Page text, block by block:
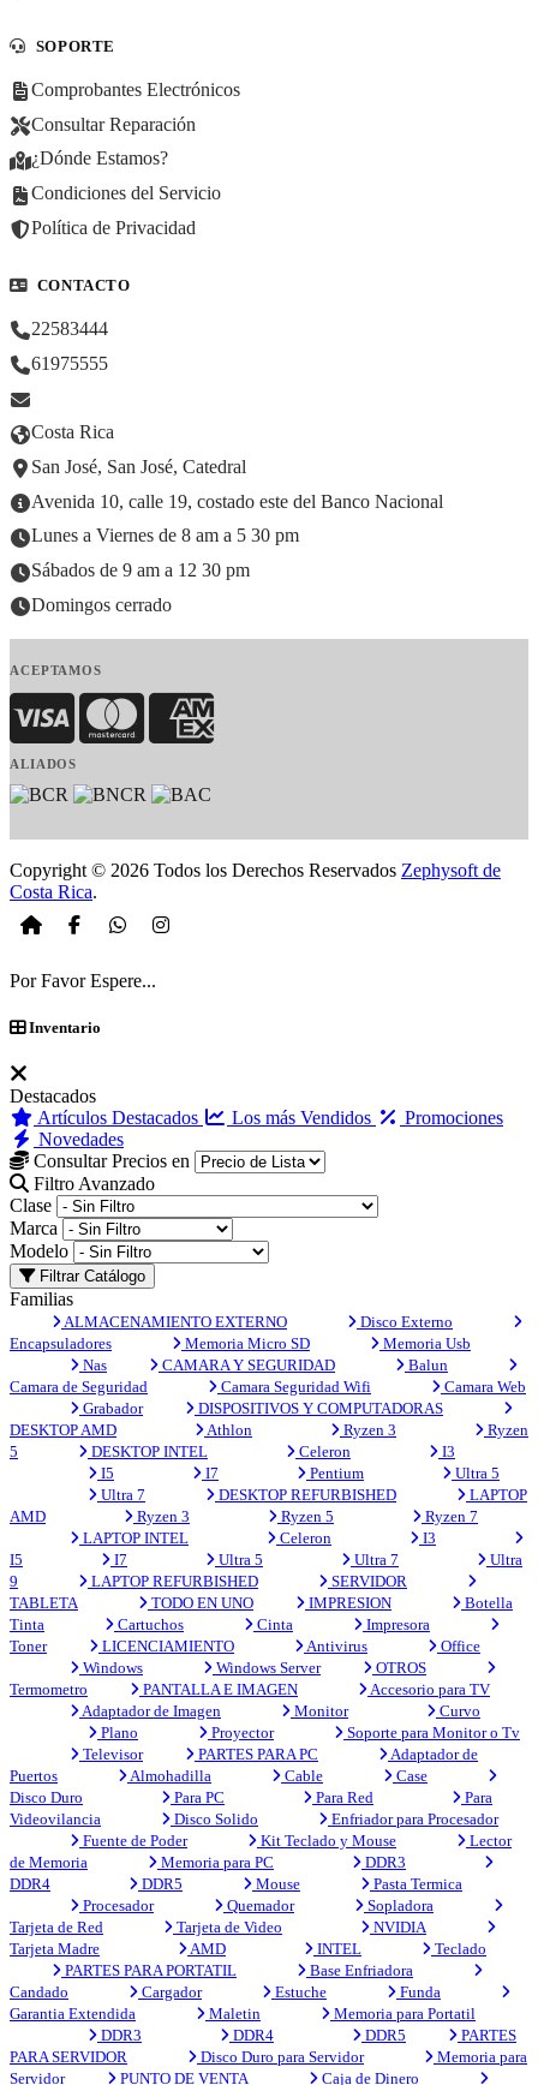
SOPORTE
Comprobantes Electrónicos
Consultar Reparación
¿Dónde Estamos?
Condiciones del Servicio
Política de Privacidad
CONTACTO
22583444
61975555
Costa Rica
San José, San José, Catedral
Avenida 10, calle 19, costado este del Banco Nacional
Lunes a Viernes de 8 am a 5 30 pm
Sábados de 9 am a 12 30 pm
Domingos cerrado
ACEPTAMOS
Visa MasterCardAmerican Express
ALIADOS
Copyright © 2026 Todos los Derechos Reservados Zephysoft de
Costa Rica.
Por Favor Espere...
Inventario
Destacados
Artículos Destacados
Los más Vendidos
Promociones
Novedades
Consultar Precios en
Filtro Avanzado
Clase
Marca
Modelo
Filtrar Catálogo
Familias
ALMACENAMIENTO EXTERNO
Disco Externo
Encapsuladores
Memoria Micro SD
Memoria Usb
Nas
CAMARA Y SEGURIDAD
Balun
Camara de Seguridad
Camara Seguridad Wifi
Camara Web
Grabador
DISPOSITIVOS Y COMPUTADORAS
DESKTOP AMD
Athlon Ryzen 3
Ryzen
5
DESKTOP INTEL Celeron
I3
I5
I7 Pentium
Ultra 5
Ultra 7
DESKTOP REFURBISHED
LAPTOP
AMD
Ryzen 3 Ryzen 5
Ryzen 7
LAPTOP INTEL
Celeron
I3
I5
I7 Ultra 5 Ultra 7
Ultra
9
LAPTOP REFURBISHED
SERVIDOR
TABLETA
TODO EN UNO IMPRESION
Botella
Tinta
Cartuchos Cinta
Impresora
Toner
LICENCIAMIENTO Antivirus
Office
Windows
Windows Server
OTROS
Termometro
PANTALLA E IMAGEN
Accesorio para TV
Adaptador de Imagen
Monitor
Curvo
Plano
Proyector
Soporte para Monitor o Tv
Televisor
PARTES PARA PC
Adaptador de
Puertos
Almohadilla Cable
Case
Disco Duro
Para PC Para Red
Para
Videovilancia
Disco Solido
Enfriador para Procesador
Fuente de Poder
Kit Teclado y Mouse
Lector
de Memoria
Memoria para PC
DDR3
DDR4
DDR5 Mouse
Pasta Termica
Procesador
Quemador
Sopladora
Tarjeta de Red
Tarjeta de Video
NVIDIA
Tarjeta Madre
AMD INTEL
Teclado
PARTES PARA PORTATIL
Base Enfriadora
Candado
Cargador Estuche
Funda
Garantia Extendida
Maletin
Memoria para Portatil
DDR3
DDR4 DDR5
PARTES
PARA SERVIDOR
Disco Duro para Servidor
Memoria para
Servidor
PUNTO DE VENTA Caja de Dinero